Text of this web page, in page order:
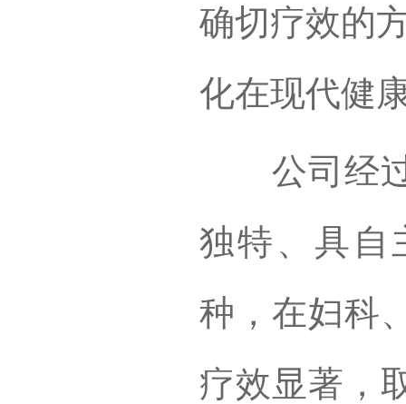
确切疗效的
化在现代健
公司经过
独特、具自
种，在妇科
疗效显著，